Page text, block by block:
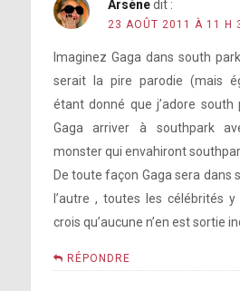
Arsène dit :
23 AOÛT 2011 À 11 H
Imaginez Gaga dans south
serait la pire parodie (mais
étant donné que j’adore
Gaga arriver à southpark
monster qui envahiront
De toute façon Gaga sera dans
l’autre , toutes les célébrités
crois qu’aucune n’en est sortie
RÉPONDRE